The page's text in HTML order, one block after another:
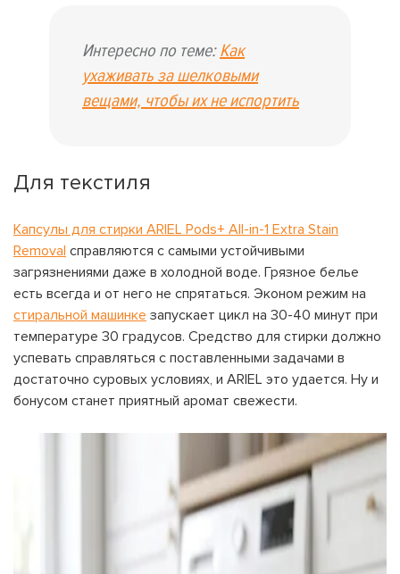
Интересно по теме:Как
ухаживать за шелковыми
вещами, чтобы их не испортить
Для текстиля
Капсулы для стирки ARIEL Pods+ All-in-1 Extra Stain
Removal справляются с самыми устойчивыми
загрязнениями даже в холодной воде. Грязное белье
есть всегда и от него не спрятаться. Эконом режим на
стиральной машинке запускает цикл на 30-40 минут при
температуре 30 градусов. Средство для стирки должно
успевать справляться с поставленными задачами в
достаточно суровых условиях, и ARIEL это удается. Ну и
бонусом станет приятный аромат свежести.